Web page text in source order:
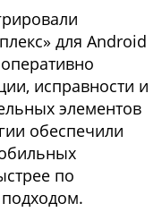
для Android
исправности и
элементов
обеспечили
по